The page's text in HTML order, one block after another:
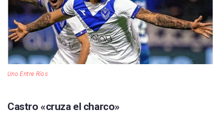
Uno Entre Ríos
Castro «cruza el charco»